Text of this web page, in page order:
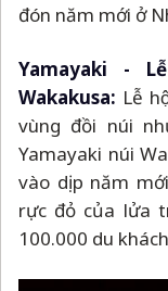
đón năm mới ở
Yamayaki -
Wakakusa: Lễ
vùng đồi núi
Yamayaki núi
vào dịp năm
rực đỏ của lửa
100.000 du